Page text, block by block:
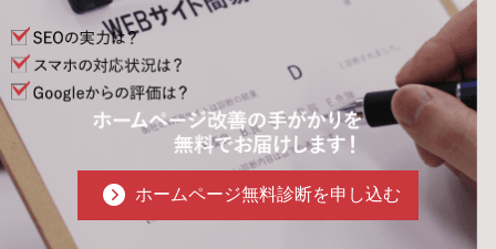
ホームページ無料診断を申し込む